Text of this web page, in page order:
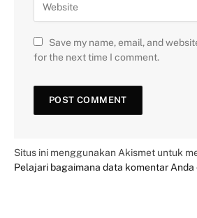
Save my name, email, and
for the next time I comment.
Situs ini menggunakan Akismet untuk
Pelajari bagaimana data komentar Anda